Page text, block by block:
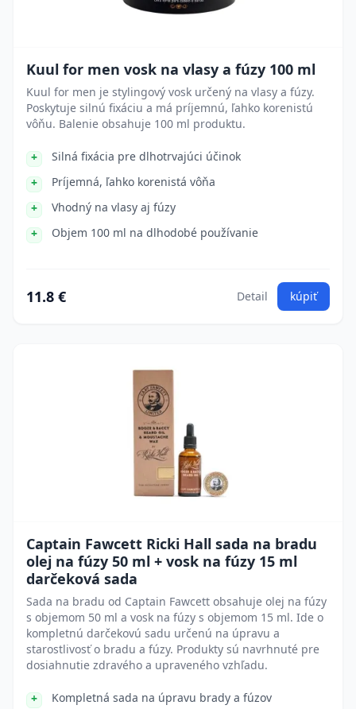
Kuul for men vosk na vlasy a fúzy 100 ml
Kuul for men je stylingový vosk určený na vlasy a fúzy.
Poskytuje silnú fixáciu a má príjemnú, ľahko korenistú
vôňu. Balenie obsahuje 100 ml produktu.
Silná fixácia pre dlhotrvajúci účinok
Príjemná, ľahko korenistá vôňa
Vhodný na vlasy aj fúzy
Objem 100 ml na dlhodobé používanie
11.8 € Detail kúpiť
Captain Fawcett Ricki Hall sada na bradu
olej na fúzy 50 ml + vosk na fúzy 15 ml
darčeková sada
Sada na bradu od Captain Fawcett obsahuje olej na fúzy
s objemom 50 ml a vosk na fúzy s objemom 15 ml. Ide o
kompletnú darčekovú sadu určenú na úpravu a
starostlivosť o bradu a fúzy. Produkty sú navrhnuté pre
dosiahnutie zdravého a upraveného vzhľadu.
Kompletná sada na úpravu brady a fúzov